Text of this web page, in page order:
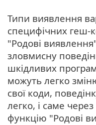
Типи виявлення
специфічних геш-
"Родові
зловмисну
шкідливих
можуть легко
свої коди,
легко, і саме
функцію "Родові